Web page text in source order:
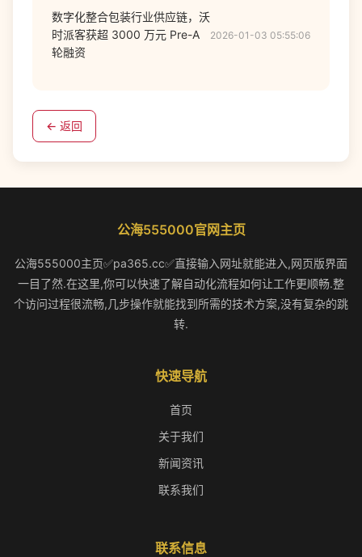
数字化整合包装行业供应链，沃
时派客获超 3000 万元 Pre-A
轮融资
2026-01-03 05:55:06
← 返回
公海555000官网主页
公海555000主页✅pa365.cc✅直接输入网址就能进入,网页版界面
一目了然.在这里,你可以快速了解自动化流程如何让工作更顺畅.整
个访问过程很流畅,几步操作就能找到所需的技术方案,没有复杂的跳
转.
快速导航
首页
关于我们
新闻资讯
联系我们
联系信息